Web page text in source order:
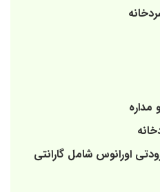
اورانوس شامل گارانتی